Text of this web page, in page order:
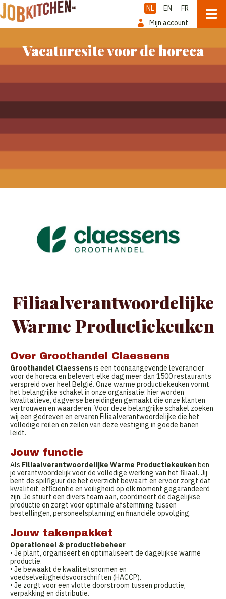
NL EN
FR
Mijn account
Vacaturesite voor de horeca
Filiaalverantwoordelijke
Warme Productiekeuken
Over Groothandel Claessens
Groothandel Claessens is een toonaangevende leverancier
voor de horeca en belevert elke dag meer dan 1500 restaurants
verspreid over heel België. Onze warme productiekeuken vormt
het belangrijke schakel in onze organisatie: hier worden
kwalitatieve, dagverse bereidingen gemaakt die onze klanten
vertrouwen en waarderen. Voor deze belangrijke schakel zoeken
wij een gedreven en ervaren Filiaalverantwoordelijke die het
volledige reilen en zeilen van deze vestiging in goede banen
leidt.
Jouw functie
Als Filiaalverantwoordelijke Warme Productiekeukenben
je verantwoordelijk voor de volledige werking van het filiaal. Jij
bent de spilfiguur die het overzicht bewaart en ervoor zorgt dat
kwaliteit, efficiëntie en veiligheid op elk moment gegarandeerd
zijn. Je stuurt een divers team aan, coördineert de dagelijkse
productie en zorgt voor optimale afstemming tussen
bestellingen, personeelsplanning en financiële opvolging.
Jouw takenpakket
Operationeel & productiebeheer
• Je plant, organiseert en optimaliseert de dagelijkse warme
productie.
• Je bewaakt de kwaliteitsnormen en
voedselveiligheidsvoorschriften (HACCP).
• Je zorgt voor een vlotte doorstroom tussen productie,
verpakking en distributie.